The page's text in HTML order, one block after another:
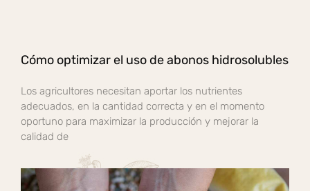
Cómo optimizar el uso de abonos hidrosolubles
Los agricultores necesitan aportar los nutrientes
adecuados, en la cantidad correcta y en el momento
oportuno para maximizar la producción y mejorar la
calidad de